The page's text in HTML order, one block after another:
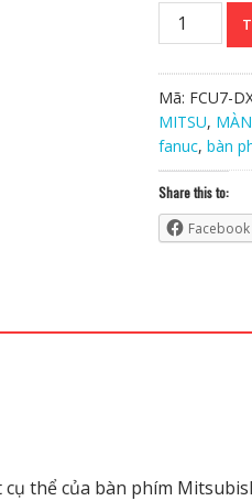
Bàn
phím
FCU7-
DX711
Chính
Hãng
lượng
Mã: FCU7-
MITSU,
fanuc, bàn
Share this to:
Facebook
thể của bàn phím